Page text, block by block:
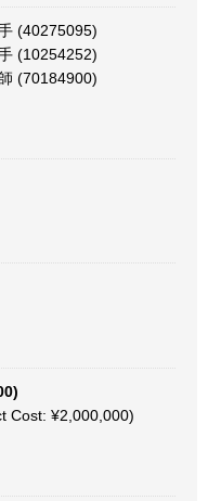
(40275095)
(10254252)
(70184900)
Cost: ¥2,000,000)